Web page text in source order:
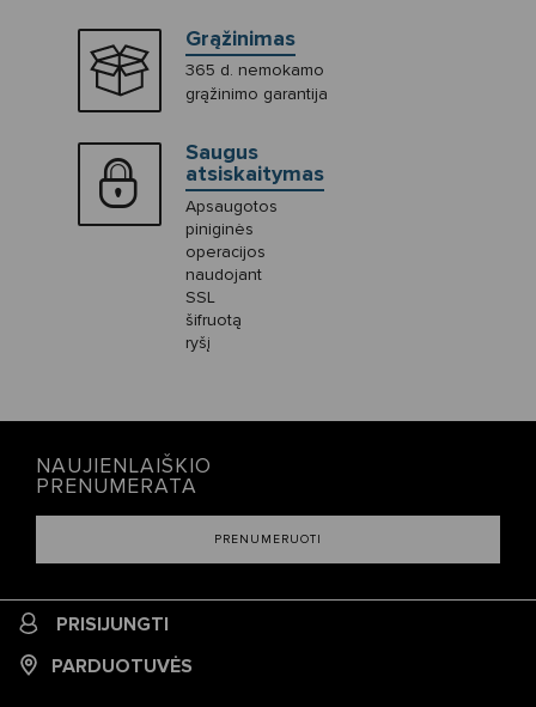
Grąžinimas
365 d. nemokamo
grąžinimo garantija
Saugus
atsiskaitymas
Apsaugotos
piniginės
operacijos
naudojant
SSL
šifruotą
ryšį
NAUJIENLAIŠKIO
PRENUMERATA
PRENUMERUOTI
PRISIJUNGTI
PARDUOTUVĖS